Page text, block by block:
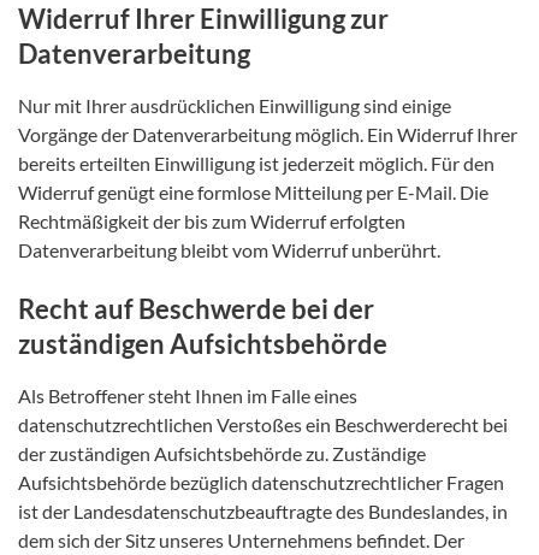
Widerruf Ihrer Einwilligung zur
Datenverarbeitung
Nur mit Ihrer ausdrücklichen Einwilligung sind einige
Vorgänge der Datenverarbeitung möglich. Ein Widerruf Ihrer
bereits erteilten Einwilligung ist jederzeit möglich. Für den
Widerruf genügt eine formlose Mitteilung per E-Mail. Die
Rechtmäßigkeit der bis zum Widerruf erfolgten
Datenverarbeitung bleibt vom Widerruf unberührt.
Recht auf Beschwerde bei der
zuständigen Aufsichtsbehörde
Als Betroffener steht Ihnen im Falle eines
datenschutzrechtlichen Verstoßes ein Beschwerderecht bei
der zuständigen Aufsichtsbehörde zu. Zuständige
Aufsichtsbehörde bezüglich datenschutzrechtlicher Fragen
ist der Landesdatenschutzbeauftragte des Bundeslandes, in
dem sich der Sitz unseres Unternehmens befindet. Der